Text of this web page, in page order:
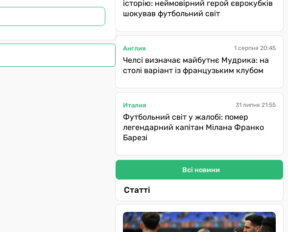
історію: неймовірний герой єврокубків
шокував футбольний світ
Англия 1 серпня 20:45
Челсі визначає майбутнє Мудрика: на
столі варіант із французьким клубом
Италия 31 липня 21:55
Футбольний світ у жалобі: помер
легендарний капітан Мілана Франко
Барезі
Всі новини
Статті